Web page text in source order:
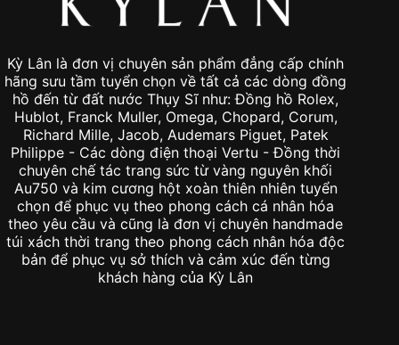
Kỳ Lân là đơn vị chuyên sản phẩm đẳng cấp chính
hãng sưu tầm tuyển chọn về tất cả các dòng đồng
hồ đến từ đất nước Thụy Sĩ như: Đồng hồ Rolex,
Hublot, Franck Muller, Omega, Chopard, Corum,
Richard Mille, Jacob, Audemars Piguet, Patek
Philippe - Các dòng điện thoại Vertu - Đồng thời
chuyên chế tác trang sức từ vàng nguyên khối
Au750 và kim cương hột xoàn thiên nhiên tuyển
chọn để phục vụ theo phong cách cá nhân hóa
theo yêu cầu và cũng là đơn vị chuyên handmade
túi xách thời trang theo phong cách nhân hóa độc
bản để phục vụ sở thích và cảm xúc đến từng
khách hàng của Kỳ Lân